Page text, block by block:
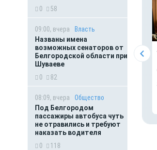
0
58
09:00, вчера
Власть
Названы имена
возможных сенаторов от
Белгородской области при
Шуваеве
0
82
08:09, вчера
Общество
Под Белгородом
пассажиры автобуса чуть
не отравились и требуют
наказать водителя
0
118